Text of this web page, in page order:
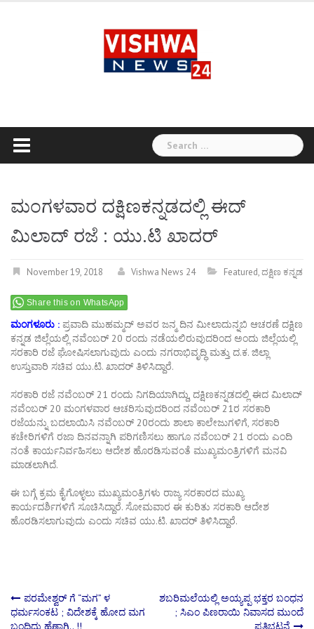
Search
for:
ಮಂಗಳವಾರ ದಕ್ಷಿಣಕನ್ನಡದಲ್ಲಿ ಈದ್
ಮಿಲಾದ್ ರಜೆ : ಯು.ಟಿ ಖಾದರ್
November 19, 2018 Vishwa News 24 Featured,ದಕ್ಷಿಣ ಕನ್ನಡ
Share this on WhatsApp
ಮಂಗಳೂರು : ಪ್ರವಾದಿ ಮುಹಮ್ಮದ್ ಅವರ‌ ಜನ್ಮ ದಿನ ಮೀಲಾದುನ್ನಬಿ ಆಚರಣೆ ದಕ್ಷಿಣ
ಕನ್ನಡ ಜಿಲ್ಲೆಯಲ್ಲಿ ನವೆಂಬರ್ 20 ರಂದು ನಡೆಯಲಿರುವುದರಿಂದ ಅಂದು ಜಿಲ್ಲೆಯಲ್ಲಿ
ಸರಕಾರಿ ರಜೆ ಘೋಷಿಸಲಾಗುವುದು ಎಂದು ನಗರಾಭಿವೃದ್ಧಿ ಮತ್ತು ದ.ಕ. ಜಿಲ್ಲಾ
ಉಸ್ತುವಾರಿ ಸಚಿವ ಯು.ಟಿ. ಖಾದರ್ ತಿಳಿಸಿದ್ದಾರೆ.
ಸರಕಾರಿ ರಜೆ ನವೆಂಬರ್ 21 ರಂದು ನಿಗದಿಯಾಗಿದ್ದು, ದಕ್ಷಿಣಕನ್ನಡದಲ್ಲಿ ಈದ ಮಿಲಾದ್
ನವೆಂಬರ್ 20 ಮಂಗಳವಾರ ಆಚರಿಸುವುದರಿಂದ ನವೆಂಬರ್ 21ರ ಸರಕಾರಿ
ರಜೆಯನ್ನು ಬದಲಾಯಿಸಿ ನವೆಂಬರ್ 20ರಂದು ಶಾಲಾ ಕಾಲೇಜುಗಳಿಗೆ, ಸರಕಾರಿ
ಕಚೇರಿಗಳಿಗೆ ರಜಾ ದಿನವನ್ನಾಗಿ ಪರಿಗಣಿಸಲು ಹಾಗೂ ನವೆಂಬರ್ 21 ರಂದು ಎಂದಿ
ನಂತೆ ಕಾರ್ಯನಿರ್ವಹಿಸಲು ಆದೇಶ ಹೊರಡಿಸುವಂತೆ ಮುಖ್ಯಮಂತ್ರಿಗಳಿಗೆ ಮನವಿ
ಮಾಡಲಾಗಿದೆ.
ಈ ಬಗ್ಗೆ ಕ್ರಮ ಕೈಗೊಳ್ಳಲು ಮುಖ್ಯಮಂತ್ರಿಗಳು ರಾಜ್ಯ ಸರಕಾರದ ಮುಖ್ಯ
ಕಾರ್ಯದರ್ಶಿಗಳಿಗೆ ಸೂಚಿಸಿದ್ದಾರೆ. ಸೋಮವಾರ ಈ ಕುರಿತು ಸರಕಾರಿ ಆದೇಶ
ಹೊರಡಿಸಲಾಗುವುದು ಎಂದು ಸಚಿವ ಯು.ಟಿ. ಖಾದರ್ ತಿಳಿಸಿದ್ದಾರೆ.
Post
ಪರಮೇಶ್ವರ್ ಗೆ “ಮಗ” ಳ‌
ಧರ್ಮಸಂಕಟ ; ವಿದೇಶಕ್ಕೆ ಹೋದ ಮಗ
ಬಂದಿದ್ದು ಹೆಣ್ಣಾಗಿ.. !!
ಶಬರಿಮಲೆಯಲ್ಲಿ ಅಯ್ಯಪ್ಪ ಭಕ್ತರ ಬಂಧನ
; ಸಿಎಂ ಪಿಣರಾಯಿ ನಿವಾಸದ ಮುಂದೆ
ಪ್ರತಿಭಟನೆ